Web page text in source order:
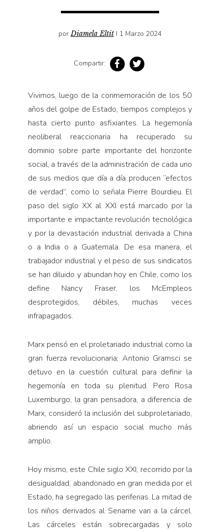
Voces y lecturas
porDiamela Eltit I 1 Marzo 2024
Compartir:
Vivimos, luego de la conmemoración de los 50
años del golpe de Estado, tiempos complejos y
hasta cierto punto asfixiantes. La hegemonía
neoliberal reaccionaria ha recuperado su
dominio sobre parte importante del horizonte
social, a través de la administración de cada uno
de sus medios que día a día producen “efectos
de verdad”, como lo señala Pierre Bourdieu. El
paso del siglo XX al XXI está marcado por la
importante e impactante revolución tecnológica
y por la devastación industrial derivada a China
o a India o a Guatemala. De esa manera, el
trabajador industrial y el peso de sus sindicatos
se han diluido y abundan hoy en Chile, como los
define Nancy Fraser, los McEmpleos
desprotegidos, débiles, muchas veces
infrapagados.
Marx pensó en el proletariado industrial como la
gran fuerza revolucionaria; Antonio Gramsci se
detuvo en la cuestión cultural para definir la
hegemonía en toda su plenitud. Pero Rosa
Luxemburgo, la gran pensadora, a diferencia de
Marx, consideró la inclusión del subproletariado,
abriendo así un espacio social mucho más
amplio.
Hoy mismo, este Chile siglo XXI, recorrido por la
desigualdad, abandonado en gran medida por el
Estado, ha segregado las periferias. La mitad de
los niños derivados al Sename van a la cárcel.
Las cárceles están sobrecargadas y solo